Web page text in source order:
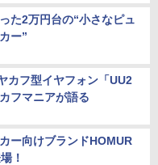
た2万円台の“小さなピュ
ー”
カフ型イヤフォン「UU2
フマニアが語る
ー向けブランドHOMUR
！